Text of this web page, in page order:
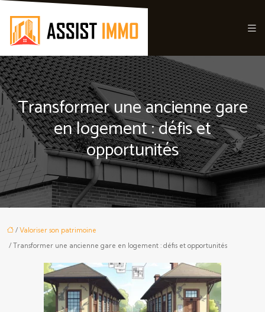
Transformer une ancienne gare
en logement : défis et
opportunités
/ Valoriser son patrimoine
/ Transformer une ancienne gare en logement : défis et opportunités